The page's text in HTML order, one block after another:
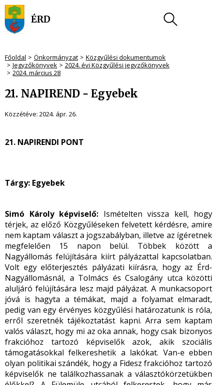
Főoldal Önkormányzat
Közgyűlési dokumentumok
Jegyzőkönyvek
2024. évi Közgyűlési jegyzőkönyvek
2024. március 28
21. NAPIREND - Egyebek
Közzétéve: 2024. ápr. 26.
21. NAPIRENDI PONT
Tárgy: Egyebek
Simó Károly képviselő: Ismételten vissza kell, hogy
térjek, az előző Közgyűléseken felvetett kérdésre, amire
nem kaptam választ a jogszabályban, illetve az ígéretnek
megfelelően 15 napon belül. Többek között a
Nagyállomás felújítására kiírt pályázattal kapcsolatban.
Volt egy előterjesztés pályázati kiírásra, hogy az Érd-
Nagyállomásnál, a Tolmács és Csalogány utca közötti
aluljáró felújítására lesz majd pályázat. A munkacsoport
jóvá is hagyta a témákat, majd a folyamat elmaradt,
pedig van egy érvényes közgyűlési határozatunk is róla,
erről szeretnék tájékoztatást kapni. Arra sem kaptam
valós választ, hogy mi az oka annak, hogy csak bizonyos
frakcióhoz tartozó képviselők azok, akik szociális
támogatásokkal felkereshetik a lakókat. Van-e ebben
olyan politikai szándék, hogy a Fidesz frakcióhoz tartozó
képviselők ne találkozhassanak a választókörzetükben